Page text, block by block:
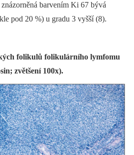
barvením Ki 67 bývá
pod 20 %) u gradu 3 vyšší (8).
folikulů folikulárního lymfomu
zvětšení 100x).